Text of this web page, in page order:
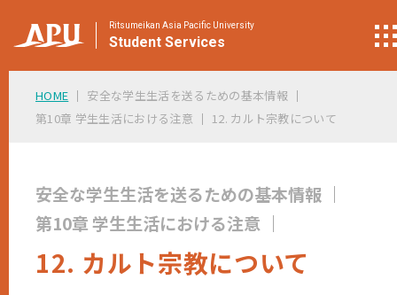
Ritsumeikan Asia Pacific University
Student Services
HOME
安全な学生生活を送るための基本情報
第10章 学生生活における注意
12. カルト宗教について
安全な学生生活を送るための基本情報
第10章 学生生活における注意
12. カルト宗教について